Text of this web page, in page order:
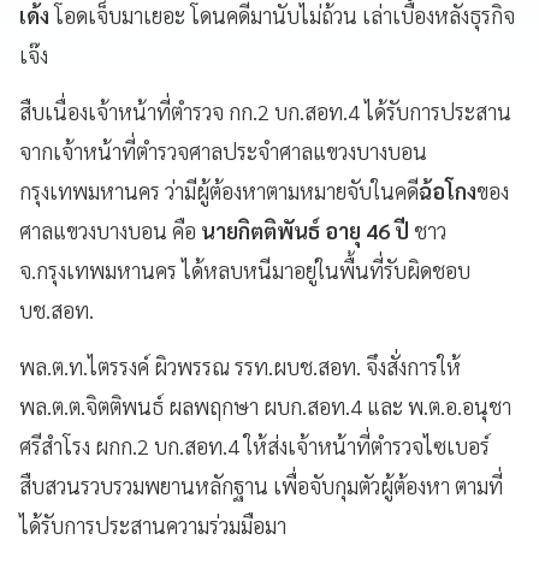
เด้งโอดเจ็บมาเยอะ โดนคดีมานับไม่ถ้วน เล่าเบื้องหลังธุรกิจ
เจ๊ง
สืบเนื่องเจ้าหน้าที่ตำรวจ กก.2 บก.สอท.4 ได้รับการประสาน
จากเจ้าหน้าที่ตำรวจศาลประจำศาลแขวงบางบอน
กรุงเทพมหานคร ว่ามีผู้ต้องหาตามหมายจับในคดีฉ้อโกงของ
ศาลแขวงบางบอน คือ นายกิตติพันธ์ อายุ 46 ปี ชาว
จ.กรุงเทพมหานคร ได้หลบหนีมาอยู่ในพื้นที่รับผิดชอบ
บช.สอท.
พล.ต.ท.ไตรรงค์ ผิวพรรณ รรท.ผบช.สอท. จึงสั่งการให้
พล.ต.ต.จิตติพนธ์ ผลพฤกษา ผบก.สอท.4 และ พ.ต.อ.อนุชา
ศรีสำโรง ผกก.2 บก.สอท.4 ให้ส่งเจ้าหน้าที่ตำรวจไซเบอร์
สืบสวนรวบรวมพยานหลักฐาน เพื่อจับกุมตัวผู้ต้องหา ตามที่
ได้รับการประสานความร่วมมือมา